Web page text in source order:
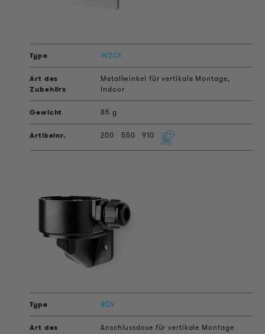
WZCI
Metallwinkel für vertikale Montage,
Indoor
85 g
200 550 910
BDV
Anschlussdose für vertikale Montage